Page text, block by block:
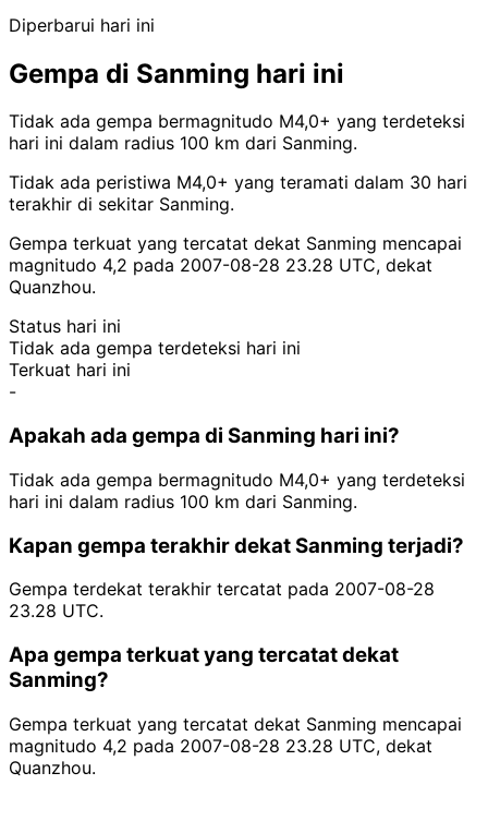
Diperbarui hari ini
Gempa di Sanming hari ini
Tidak ada gempa bermagnitudo M4,0+ yang terdeteksi
hari ini dalam radius 100 km dari Sanming.
Tidak ada peristiwa M4,0+ yang teramati dalam 30 hari
terakhir di sekitar Sanming.
Gempa terkuat yang tercatat dekat Sanming mencapai
magnitudo 4,2 pada 2007-08-28 23.28 UTC, dekat
Quanzhou.
Status hari ini
Tidak ada gempa terdeteksi hari ini
Terkuat hari ini
-
Apakah ada gempa di Sanming hari ini?
Tidak ada gempa bermagnitudo M4,0+ yang terdeteksi
hari ini dalam radius 100 km dari Sanming.
Kapan gempa terakhir dekat Sanming terjadi?
Gempa terdekat terakhir tercatat pada 2007-08-28
23.28 UTC.
Apa gempa terkuat yang tercatat dekat
Sanming?
Gempa terkuat yang tercatat dekat Sanming mencapai
magnitudo 4,2 pada 2007-08-28 23.28 UTC, dekat
Quanzhou.